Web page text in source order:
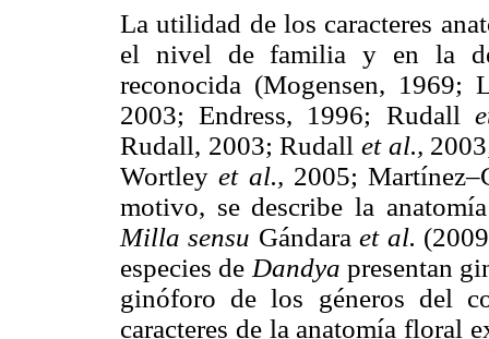
La utilidad de los caracteres
el nivel de familia y en la
reconocida (Mogensen,
2003; Endress, 1996; Rudall
Rudall, 2003; Rudallet al.,
Wortleyet al., 2005;
motivo, se describe la
Milla sensu Gándaraet al.
especies de Dandyapresentan
ginóforo de los géneros del
caracteres de la anatomía floral